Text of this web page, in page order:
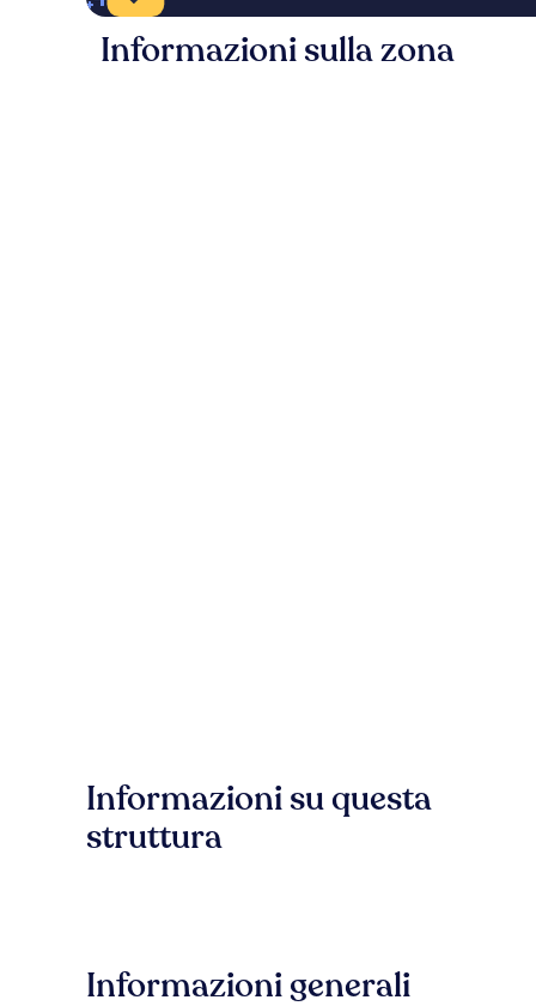
Informazioni sulla zona
Informazioni su questa
struttura
Informazioni generali